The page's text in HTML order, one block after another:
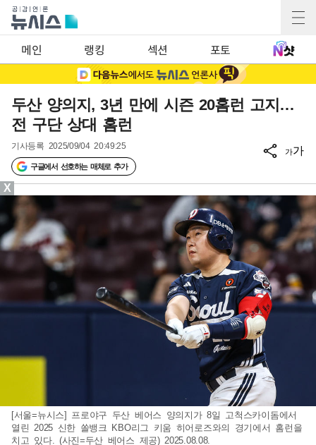
메인 랭킹 섹션 포토
두산 양의지, 3년 만에 시즌 20홈런 고지…
전 구단 상대 홈런
기사등록 2025/09/04 20:49:25
구글에서 선호하는 매체로 추가
가가
[서울=뉴시스] 프로야구 두산 베어스 양의지가 8일 고척스카이돔에서
열린 2025 신한 쏠뱅크 KBO리그 키움 히어로즈와의 경기에서 홈런을
치고 있다. (사진=두산 베어스 제공) 2025.08.08.
X